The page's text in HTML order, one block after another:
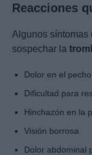
Reacciones
Algunos síntomas
sospechar la
Dolor en el pecho
Dificultad para
Hinchazón en la
Visión borrosa
Dolor abdominal